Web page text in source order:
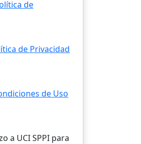
de
de Privacidad
de Uso
a UCI SPPI para